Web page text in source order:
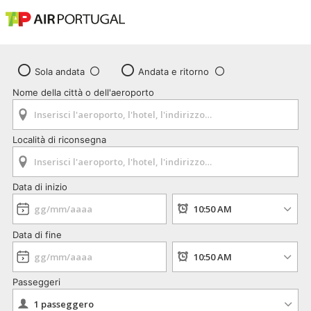
Sola andata
Andata e ritorno
Nome della città o dell'aeroporto
Località di riconsegna
Data di inizio
Data di fine
Passeggeri